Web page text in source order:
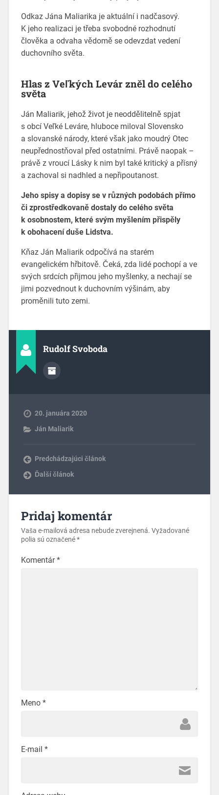
Odkaz Jána Maliarika je aktuální i nadčasový.
K jeho realizaci je třeba svobodné rozhodnutí
člověka a odvaha vědomě se odevzdat vedení
duchovního světa.
Hlas z Veľkých Levár zněl do celého
světa
Ján Maliarik, jehož život je neoddělitelně spjat
s obcí Veľké Leváre, hluboce miloval Slovensko
a slovanské národy, které však jako moudrý Otec
neupřednostňoval před ostatními. Právě naopak –
právě z vroucí Lásky k nim byl také kritický a přísný
a zachoval si nadhled a nepřipoutanost.
Jeho spisy a dopisy se v různých podobách přímo
či zprostředkovaně dostaly do celého světa
k osobnostem, které svým myšlením přispěly
k obohacení duše Lidstva.
Kňaz Ján Maliarik odpočívá na starém
evangelickém hřbitově. Čeká, zda lidé pochopí a ve
svých srdcích přijmou jeho myšlenky, a nechají se
jimi pozvednout k duchovním výšinám, aby
proměnili tuto zemi.
Rudolf Svoboda
20. januára 2020
Ján Maliarik
Predchádzajúci článok
Ďalší článok
Pridaj komentár
Vaša e-mailová adresa nebude zverejnená. Vyžadované
polia sú označené*
Komentár*
Meno *
E-mail *